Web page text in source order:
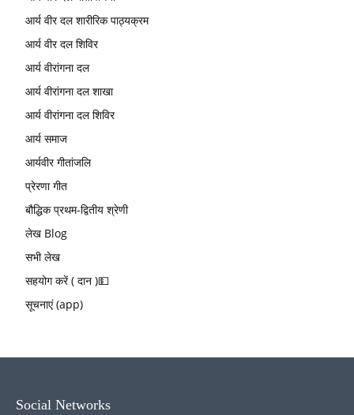
आर्य वीर दल शारीरिक पाठ्यक्रम
आर्य वीर दल शिविर
आर्य वीरांगना दल
आर्य वीरांगना दल शाखा
आर्य वीरांगना दल शिविर
आर्य समाज
आर्यवीर गीतांजलि
प्रेरणा गीत
बौद्धिक प्रथम-द्वितीय श्रेणी
लेख Blog
सभी लेख
सहयोग करें ( दान )💵
सूचनाएं (app)
Social Networks